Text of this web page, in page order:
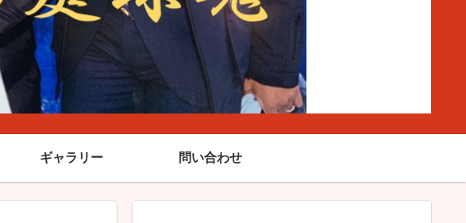
ギャラリー 問い合わせ